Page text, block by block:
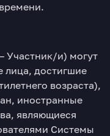
Участник/и) могут
лица, достигшие
возраста),
иностранные
являющиеся
Системы